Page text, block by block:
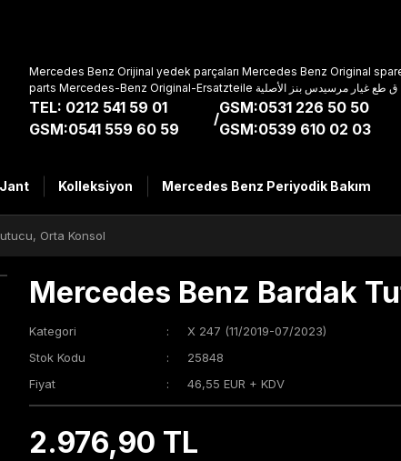
Mercedes Benz Orijinal yedek parçaları Mercedes Benz Original
parts Mercedes-Benz Original-Ersatzteile ق طع غيار مرسيدس بنز الأصلية
TEL: 0212 541 59 01
GSM:0541 559 60 59
/
GSM:0531 226 50 50
GSM:0539 610 02 03
Kolleksiyon Mercedes Benz Periyodik Bakım
Orta Konsol
Mercedes Benz Bardak
Kategori
X 247 (11/2019-07/2023)
Stok Kodu
25848
Fiyat
46,55 EUR + KDV
2.976,90 TL